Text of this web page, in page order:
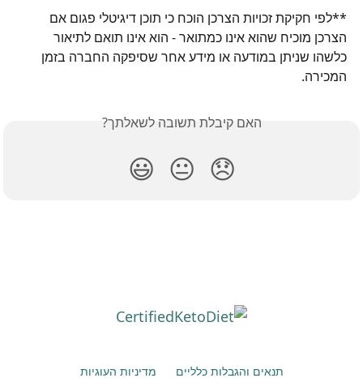
**לפי חקיקת זכויות הצרכן הוכח כי תוכן דיגיטלי פגום אם
הצרכן מוכיח שהוא אינו כמתואר - הוא אינו תואם לתיאור
כלשהו שניתן במודעה או מידע אחר שסיפקה החברה בזמן
המכירה.
האם קיבלת תשובה לשאלתך?
😞
😐
😃
תנאים והגבלות כלליים מדיניות העוגיות